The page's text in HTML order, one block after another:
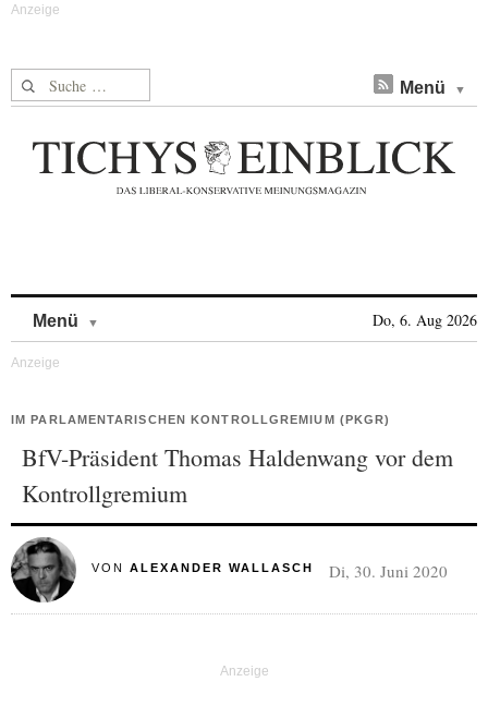
Suche nach: Menü
Menü Do, 6. Aug 2026
IM PARLAMENTARISCHEN KONTROLLGREMIUM (PKGR)
BfV-Präsident Thomas Haldenwang vor dem
Kontrollgremium
VON ALEXANDER WALLASCH Di, 30. Juni 2020